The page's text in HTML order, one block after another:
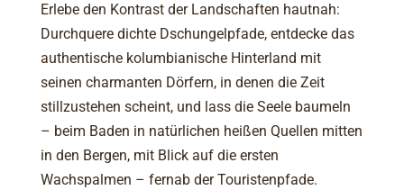
Erlebe den Kontrast der Landschaften hautnah:
Durchquere dichte Dschungelpfade, entdecke das
authentische kolumbianische Hinterland mit
seinen charmanten Dörfern, in denen die Zeit
stillzustehen scheint, und lass die Seele baumeln
– beim Baden in natürlichen heißen Quellen mitten
in den Bergen, mit Blick auf die ersten
Wachspalmen – fernab der Touristenpfade.